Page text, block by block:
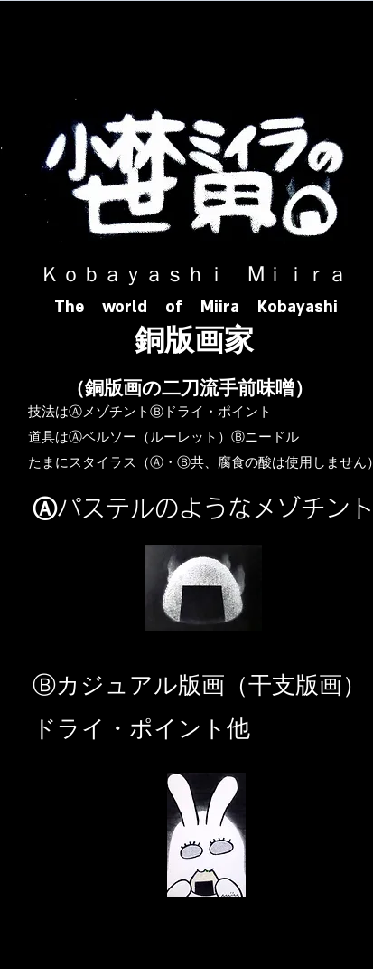
​ Ｋｏｂａｙａｓｈｉ Ⅿｉｉｒａ​
The world of Miira Kobayashi
​銅版画家
​（銅版画の二刀流手前味噌）
​技法はⒶメゾチントⒷドライ・ポイント
道具はⒶベルソー（ルーレット）Ⓑニードル
​たまにスタイラス（Ⓐ・Ⓑ共、腐食の酸は使用しません）
Ⓐパステルのようなメゾチント
​Ⓑカジュアル版画（干支版画）
ドライ・ポイント他